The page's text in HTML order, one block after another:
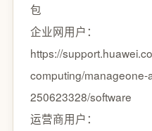
包
企业网用户：
https://
computing/
250623328/software
运营商用户：